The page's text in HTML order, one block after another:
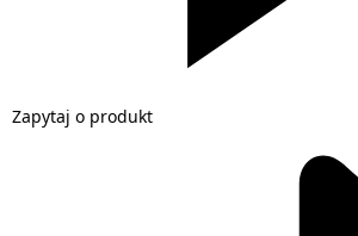
Zapytaj o produkt